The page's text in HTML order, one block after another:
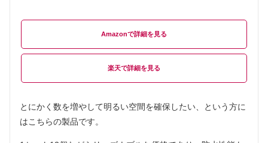
Amazon
楽天
とにかく数を増やして明るい空間を確保したい、という方に
はこちらの製品です。